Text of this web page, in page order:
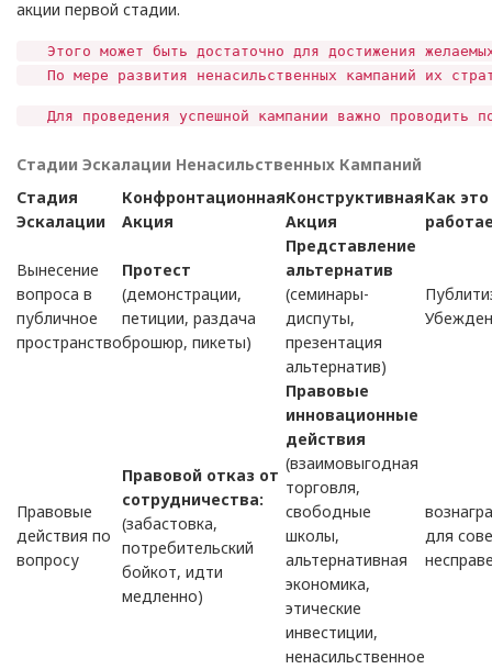
акции первой стадии.
Этого может быть достаточно для достижения
По мере развития ненасильственных кампаний их
Для проведения успешной кампании важно проводить
Стадии Эскалации Ненасильственных Кампаний
Стадия
Эскалации
Конфронтационная
Акция
Конструктивная
Акция
Как это
Вынесение
вопроса в
публичное
пространство
Протест
(демонстрации,
петиции, раздача
брошюр, пикеты)
Представление
альтернатив
(семинары-
диспуты,
презентация
альтернатив)
Правовые
действия по
вопросу
Правовой отказ от
сотрудничества:
(забастовка,
потребительский
бойкот, идти
медленно)
Правовые
инновационные
действия
(взаимовыгодная
торговля,
свободные
школы,
альтернативная
экономика,
этические
инвестиции,
ненасильственное
для